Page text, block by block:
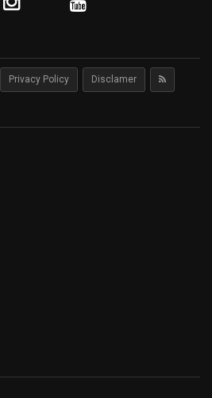
Privacy Policy Disclamer